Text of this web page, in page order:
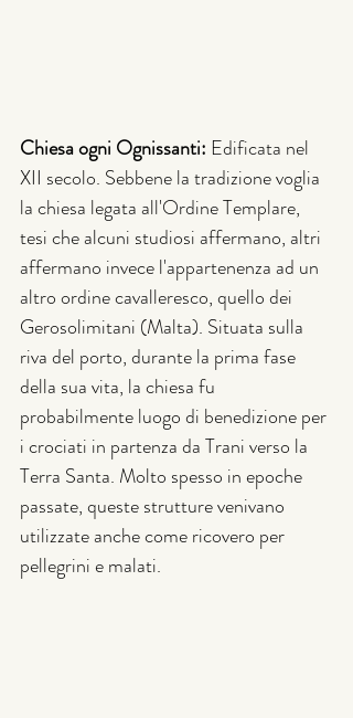
Chiesa ogni Ognissanti: Edificata nel
XII secolo. Sebbene la tradizione voglia
la chiesa legata all'Ordine Templare,
tesi che alcuni studiosi affermano, altri
affermano invece l'appartenenza ad un
altro ordine cavalleresco, quello dei
Gerosolimitani (Malta). Situata sulla
riva del porto, durante la prima fase
della sua vita, la chiesa fu
probabilmente luogo di benedizione per
i crociati in partenza da Trani verso la
Terra Santa. Molto spesso in epoche
passate, queste strutture venivano
utilizzate anche come ricovero per
pellegrini e malati.